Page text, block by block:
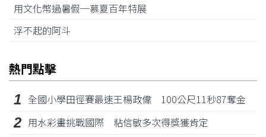
用文化幣過暑假─慕夏百年特展
浮不起的阿斗
熱門點擊
1 全國小學田徑賽最速王楊政偉 100公尺11秒87奪金
2 用水彩畫挑戰國際 粘信敏多次得獎獲肯定